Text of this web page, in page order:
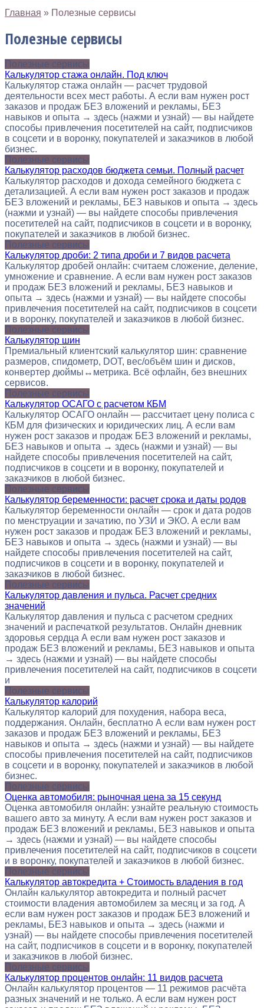
Главная » Полезные сервисы
Полезные сервисы
Полезные сервисы
Калькулятор стажа онлайн. Под ключ
Калькулятор стажа онлайн — расчет трудовой
деятельности всех мест работы. А если вам нужен рост
заказов и продаж БЕЗ вложений и рекламы, БЕЗ
навыков и опыта → здесь (нажми и узнай) — вы найдете
способы привлечения посетителей на сайт, подписчиков
в соцсети и в воронку, покупателей и заказчиков в любой
бизнес.
Полезные сервисы
Калькулятор расходов бюджета семьи. Полный расчет
Калькулятор расходов и дохода семейного бюджета с
детализацией. А если вам нужен рост заказов и продаж
БЕЗ вложений и рекламы, БЕЗ навыков и опыта → здесь
(нажми и узнай) — вы найдете способы привлечения
посетителей на сайт, подписчиков в соцсети и в воронку,
покупателей и заказчиков в любой бизнес.
Полезные сервисы
Калькулятор дроби: 2 типа дроби и 7 видов расчета
Калькулятор дробей онлайн: считаем сложение, деление,
умножение и сравнение. А если вам нужен рост заказов
и продаж БЕЗ вложений и рекламы, БЕЗ навыков и
опыта → здесь (нажми и узнай) — вы найдете способы
привлечения посетителей на сайт, подписчиков в соцсети
и в воронку, покупателей и заказчиков в любой бизнес.
Полезные сервисы
Калькулятор шин
Премиальный клиентский калькулятор шин: сравнение
размеров, спидометр, DOT, вес/объём шин и дисков,
конвертер дюймы↔метрика. Всё офлайн, без внешних
сервисов.
Полезные сервисы
Калькулятор ОСАГО с расчетом КБМ
Калькулятор ОСАГО онлайн — рассчитает цену полиса с
КБМ для физических и юридических лиц. А если вам
нужен рост заказов и продаж БЕЗ вложений и рекламы,
БЕЗ навыков и опыта → здесь (нажми и узнай) — вы
найдете способы привлечения посетителей на сайт,
подписчиков в соцсети и в воронку, покупателей и
заказчиков в любой бизнес.
Полезные сервисы
Калькулятор беременности: расчет срока и даты родов
Калькулятор беременности онлайн — срок и дата родов
по менструации и зачатию, по УЗИ и ЭКО. А если вам
нужен рост заказов и продаж БЕЗ вложений и рекламы,
БЕЗ навыков и опыта → здесь (нажми и узнай) — вы
найдете способы привлечения посетителей на сайт,
подписчиков в соцсети и в воронку, покупателей и
заказчиков в любой бизнес.
Полезные сервисы
Калькулятор давления и пульса. Расчет средних
значений
Калькулятор давления и пульса с расчетом средних
значений и распечаткой результатов. Онлайн дневник
здоровья сердца А если вам нужен рост заказов и
продаж БЕЗ вложений и рекламы, БЕЗ навыков и опыта
→ здесь (нажми и узнай) — вы найдете способы
привлечения посетителей на сайт, подписчиков в соцсети
и
Полезные сервисы
Калькулятор калорий
Калькулятор калорий для похудения, набора веса,
поддержания. Онлайн, бесплатно А если вам нужен рост
заказов и продаж БЕЗ вложений и рекламы, БЕЗ
навыков и опыта → здесь (нажми и узнай) — вы найдете
способы привлечения посетителей на сайт, подписчиков
в соцсети и в воронку, покупателей и заказчиков в любой
бизнес.
Полезные сервисы
Оценка автомобиля: рыночная цена за 15 секунд
Оценка автомобиля онлайн: узнайте реальную стоимость
вашего авто за минуту. А если вам нужен рост заказов и
продаж БЕЗ вложений и рекламы, БЕЗ навыков и опыта
→ здесь (нажми и узнай) — вы найдете способы
привлечения посетителей на сайт, подписчиков в соцсети
и в воронку, покупателей и заказчиков в любой бизнес.
Полезные сервисы
Калькулятор автокредита + Стоимость владения в год
Онлайн калькулятор автокредита и полный расчет
стоимости владения автомобилем за месяц и за год. А
если вам нужен рост заказов и продаж БЕЗ вложений и
рекламы, БЕЗ навыков и опыта → здесь (нажми и
узнай) — вы найдете способы привлечения посетителей
на сайт, подписчиков в соцсети и в воронку, покупателей
и заказчиков в любой бизнес.
Полезные сервисы
Калькулятор процентов онлайн: 11 видов расчета
Онлайн калькулятор процентов — 11 режимов расчёта
разных значений и не только. А если вам нужен рост